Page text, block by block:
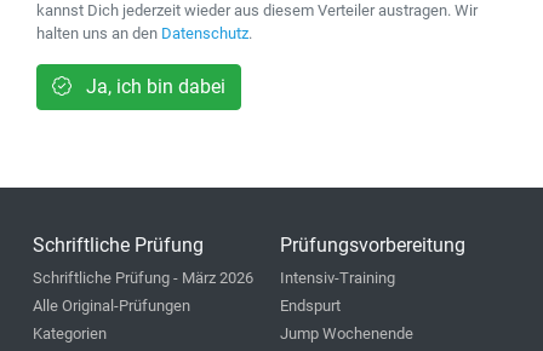
kannst Dich jederzeit wieder aus diesem Verteiler austragen. Wir
halten uns an den Datenschutz.
Ja, ich bin dabei
Schriftliche Prüfung
Schriftliche Prüfung - März 2026
Alle Original-Prüfungen
Kategorien
Prüfungsvorbereitung
Intensiv-Training
Endspurt
Jump Wochenende